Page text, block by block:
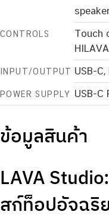
CONTROLS
Touch
INPUT/OUTPUT USB-
POWER SUPPLY USB-C
ข้อมูลสินค้า
LAVA
สก์ท็อปอัจฉริ